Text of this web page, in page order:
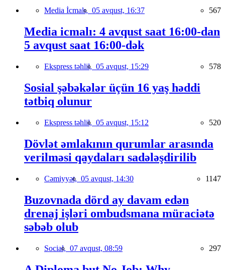
Media İcmalı, 05 avqust, 16:37 567
Media icmalı: 4 avqust saat 16:00-dan
5 avqust saat 16:00-dək
Ekspress təhlil, 05 avqust, 15:29 578
Sosial şəbəkələr üçün 16 yaş həddi
tətbiq olunur
Ekspress təhlil, 05 avqust, 15:12 520
Dövlət əmlakının qurumlar arasında
verilməsi qaydaları sadələşdirilib
Cəmiyyət, 05 avqust, 14:30 1147
Buzovnada dörd ay davam edən
drenaj işləri ombudsmana müraciətə
səbəb olub
Social, 07 avqust, 08:59 297